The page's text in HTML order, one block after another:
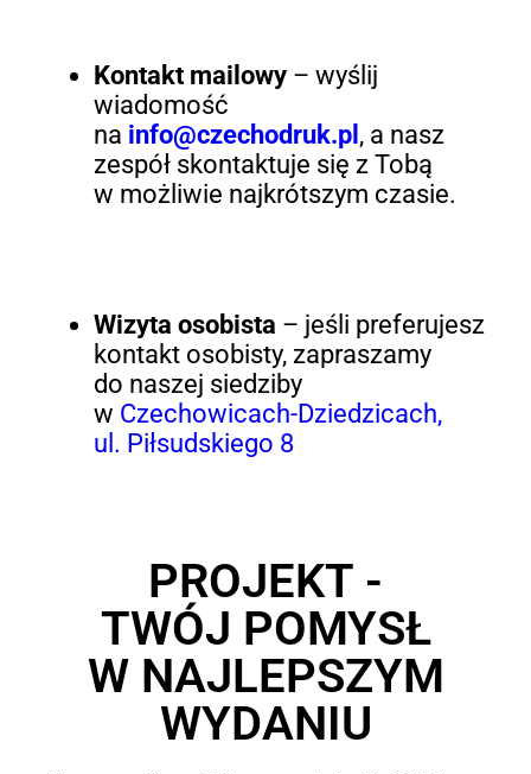
Kontakt mailowy– wyślij
wiadomość
na info@czechodruk.pl , a nasz
zespół skontaktuje się z Tobą
w możliwie najkrótszym czasie.
Wizyta osobista – jeśli preferujesz
kontakt osobisty, zapraszamy
do naszej siedziby
w Czechowicach-Dziedzicach,
ul. Piłsudskiego 8
PROJEKT -
TWÓJ POMYSŁ
W NAJLEPSZYM
WYDANIU